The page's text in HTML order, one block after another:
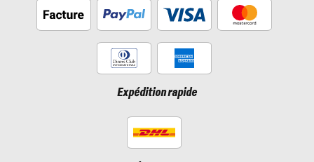
Expédition rapide